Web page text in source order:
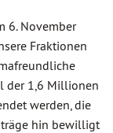
6. November
Fraktionen
der 1,6 Millionen
werden, die
hin bewilligt